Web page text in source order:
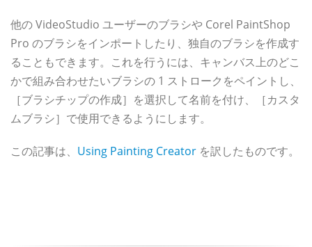
他の VideoStudio ユーザーのブラシや Corel PaintShop
Pro のブラシをインポートしたり、独自のブラシを作成す
ることもできます。これを行うには、キャンバス上のどこ
かで組み合わせたいブラシの 1 ストロークをペイントし、
［ブラシチップの作成］を選択して名前を付け、［カスタ
ムブラシ］で使用できるようにします。
この記事は、 Using Painting Creator を訳したものです。